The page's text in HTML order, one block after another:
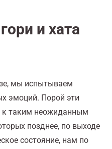
и хата
мы испытываем
эмоций. Порой эти
к таким неожиданным
позднее, по выходе
состояние, нам по